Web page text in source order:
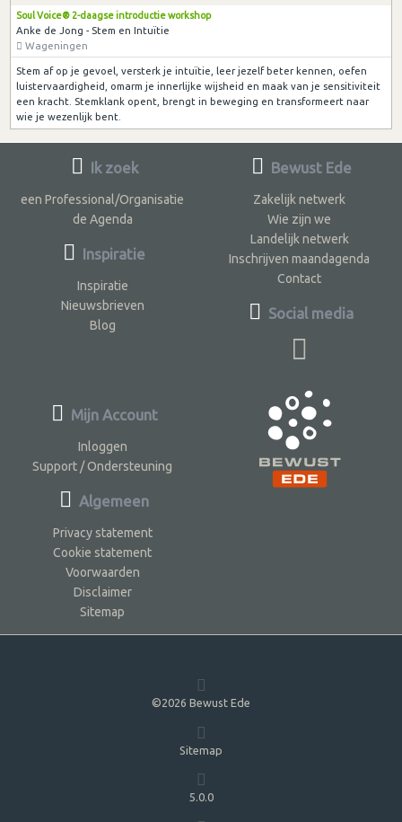
Soul Voice® 2-daagse introductie workshop
Anke de Jong - Stem en Intuïtie
Wageningen
Stem af op je gevoel, versterk je intuïtie, leer jezelf beter kennen, oefen
luistervaardigheid, omarm je innerlijke wijsheid en maak van je sensitiviteit
een kracht. Stemklank opent, brengt in beweging en transformeert naar
wie je wezenlijk bent.
Ik zoek
een Professional/Organisatie
de Agenda
Inspiratie
Inspiratie
Nieuwsbrieven
Blog
Bewust Ede
Zakelijk netwerk
Wie zijn we
Landelijk netwerk
Inschrijven maandagenda
Contact
Social media
Mijn Account
Inloggen
Support / Ondersteuning
Algemeen
Privacy statement
Cookie statement
Voorwaarden
Disclaimer
Sitemap
©2026 Bewust Ede
Sitemap
5.0.0